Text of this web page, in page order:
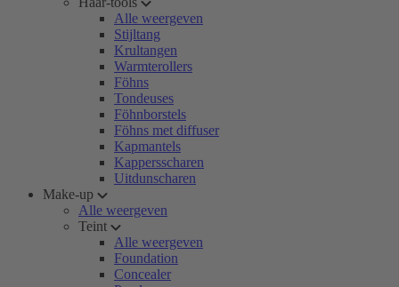
Alle weergeven
Stijltang
Krultangen
Warmterollers
Föhns
Tondeuses
Föhnborstels
Föhns met diffuser
Kapmantels
Kappersscharen
Uitdunscharen
Make-up
Alle weergeven
Teint
Alle weergeven
Foundation
Concealer